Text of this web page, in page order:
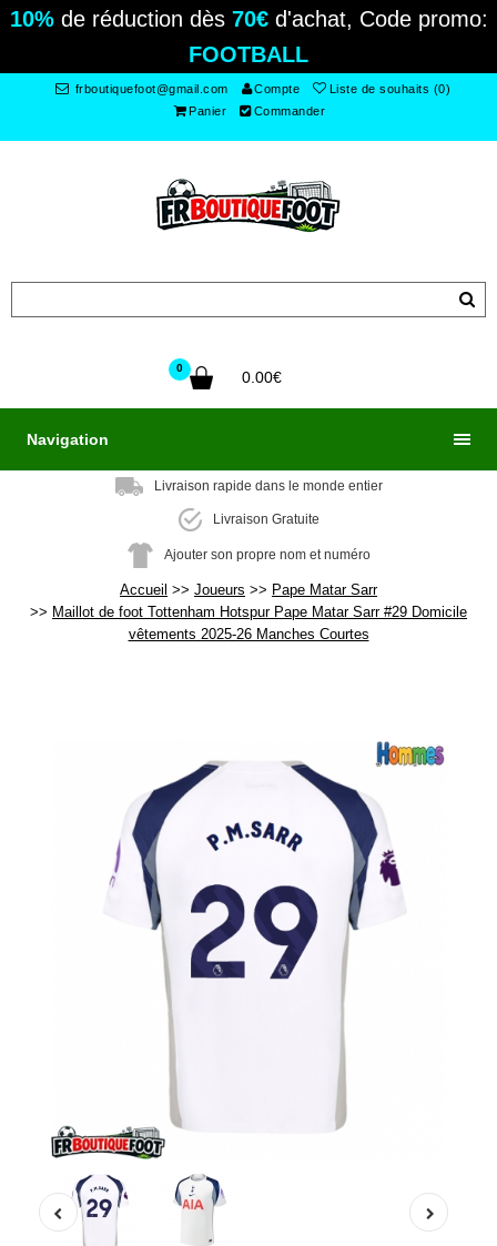
10%de réduction dès 70€d'achat, Code promo:
FOOTBALL
frboutiquefoot@gmail.com Compte
Liste de souhaits (0)
Panier
Commander
0
0.00€
Navigation
Livraison rapide dans le monde entier
Livraison Gratuite
Ajouter son propre nom et numéro
Accueil Joueurs
Pape Matar Sarr
Maillot de foot Tottenham Hotspur Pape Matar Sarr #29 Domicile
vêtements 2025-26 Manches Courtes